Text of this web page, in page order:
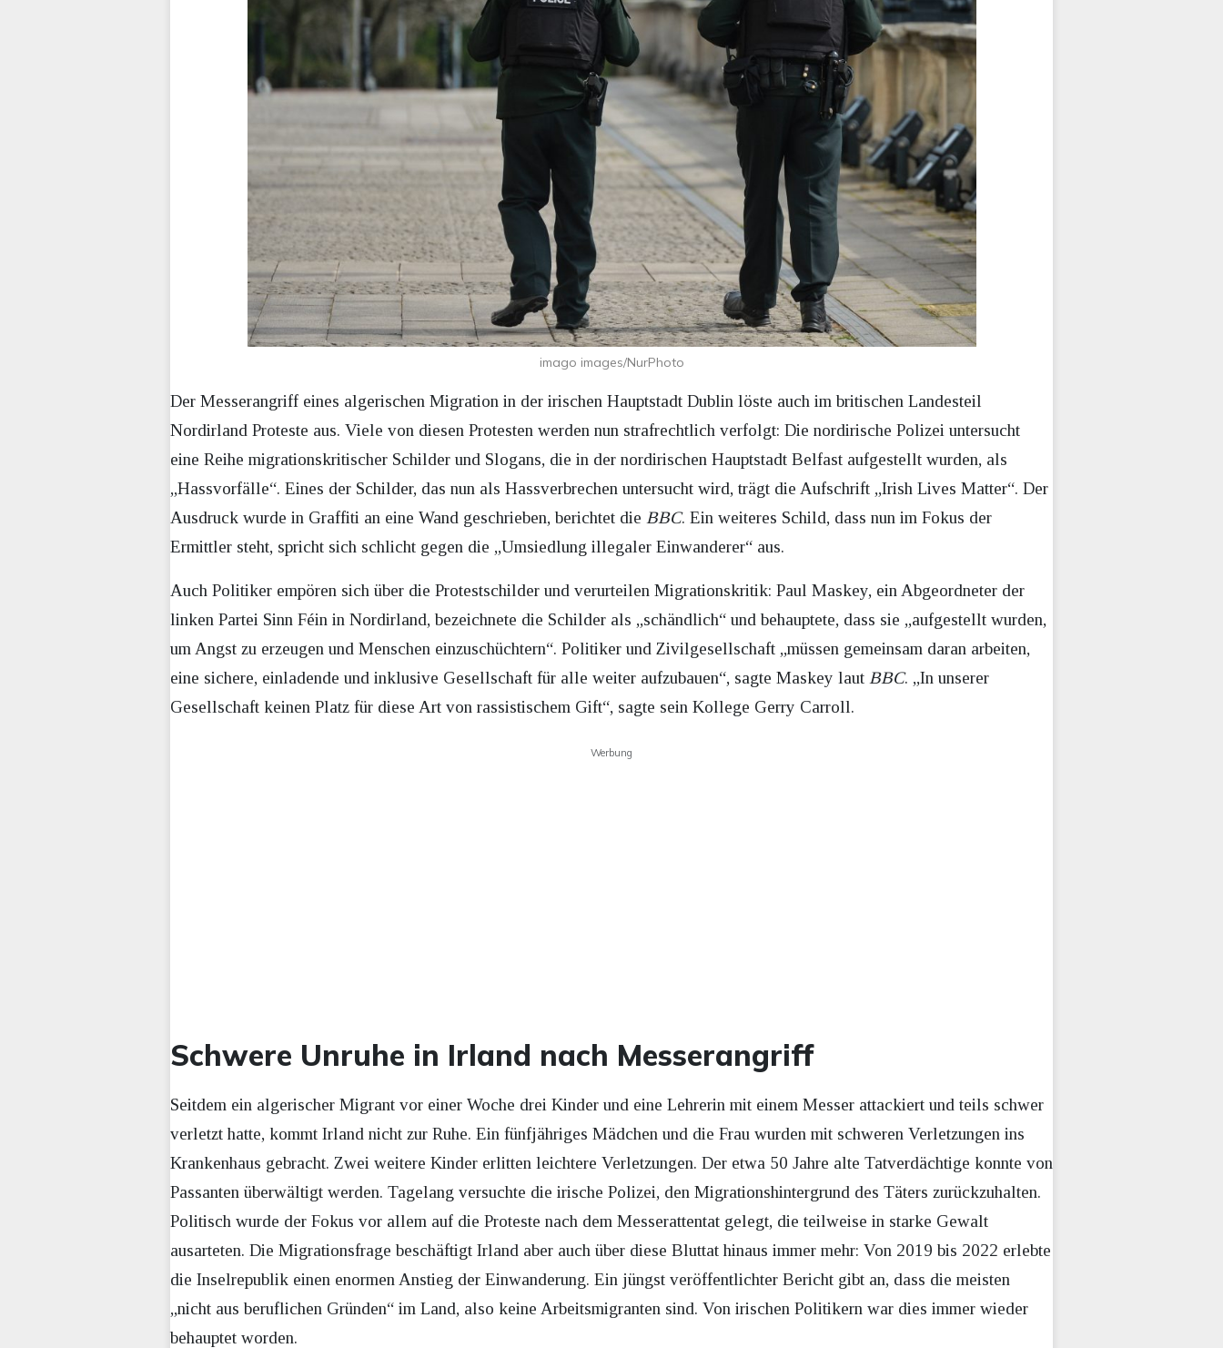
imago images/NurPhoto
Der Messerangriff eines algerischen Migration in der irischen Hauptstadt Dublin löste auch im britischen Landesteil
Nordirland Proteste aus. Viele von diesen Protesten werden nun strafrechtlich verfolgt: Die nordirische Polizei untersucht
eine Reihe migrationskritischer Schilder und Slogans, die in der nordirischen Hauptstadt Belfast aufgestellt wurden, als
„Hassvorfälle“. Eines der Schilder, das nun als Hassverbrechen untersucht wird, trägt die Aufschrift „Irish Lives Matter“. Der
Ausdruck wurde in Graffiti an eine Wand geschrieben, berichtet die BBC. Ein weiteres Schild, dass nun im Fokus der
Ermittler steht, spricht sich schlicht gegen die „Umsiedlung illegaler Einwanderer“ aus.
Auch Politiker empören sich über die Protestschilder und verurteilen Migrationskritik: Paul Maskey, ein Abgeordneter der
linken Partei Sinn Féin in Nordirland, bezeichnete die Schilder als „schändlich“ und behauptete, dass sie „aufgestellt wurden,
um Angst zu erzeugen und Menschen einzuschüchtern“. Politiker und Zivilgesellschaft „müssen gemeinsam daran arbeiten,
eine sichere, einladende und inklusive Gesellschaft für alle weiter aufzubauen“, sagte Maskey laut BBC. „In unserer
Gesellschaft keinen Platz für diese Art von rassistischem Gift“, sagte sein Kollege Gerry Carroll.
Werbung
Schwere Unruhe in Irland nach Messerangriff
Seitdem ein algerischer Migrant vor einer Woche drei Kinder und eine Lehrerin mit einem Messer attackiert und teils schwer
verletzt hatte, kommt Irland nicht zur Ruhe. Ein fünfjähriges Mädchen und die Frau wurden mit schweren Verletzungen ins
Krankenhaus gebracht. Zwei weitere Kinder erlitten leichtere Verletzungen. Der etwa 50 Jahre alte Tatverdächtige konnte von
Passanten überwältigt werden. Tagelang versuchte die irische Polizei, den Migrationshintergrund des Täters zurückzuhalten.
Politisch wurde der Fokus vor allem auf die Proteste nach dem Messerattentat gelegt, die teilweise in starke Gewalt
ausarteten. Die Migrationsfrage beschäftigt Irland aber auch über diese Bluttat hinaus immer mehr: Von 2019 bis 2022 erlebte
die Inselrepublik einen enormen Anstieg der Einwanderung. Ein jüngst veröffentlichter Bericht gibt an, dass die meisten
„nicht aus beruflichen Gründen“ im Land, also keine Arbeitsmigranten sind. Von irischen Politikern war dies immer wieder
behauptet worden.